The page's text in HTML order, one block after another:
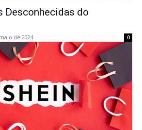
Desconhecidas do
de 2024 0